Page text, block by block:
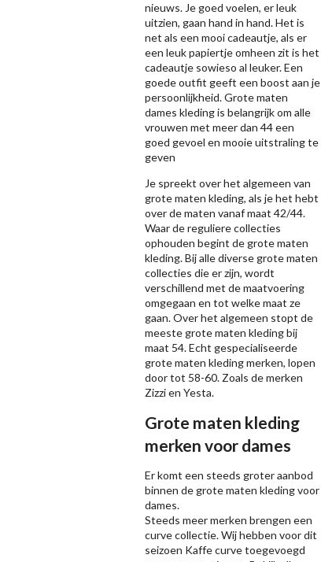
nieuws. Je goed voelen, er leuk
uitzien, gaan hand in hand. Het is
net als een mooi cadeautje, als er
een leuk papiertje omheen zit is het
cadeautje sowieso al leuker. Een
goede outfit geeft een boost aan je
persoonlijkheid. Grote maten
dames kleding is belangrijk om alle
vrouwen met meer dan 44 een
goed gevoel en mooie uitstraling te
geven
Je spreekt over het algemeen van
grote maten kleding, als je het hebt
over de maten vanaf maat 42/44.
Waar de reguliere collecties
ophouden begint de grote maten
kleding. Bij alle diverse grote maten
collecties die er zijn, wordt
verschillend met de maatvoering
omgegaan en tot welke maat ze
gaan. Over het algemeen stopt de
meeste grote maten kleding bij
maat 54. Echt gespecialiseerde
grote maten kleding merken, lopen
door tot 58-60. Zoals de merken
Zizzien Yesta.
Grote maten kleding
merken voor dames
Er komt een steeds groter aanbod
binnen de grote maten kleding voor
dames.
Steeds meer merken brengen een
curve collectie. Wij hebben voor dit
seizoen Kaffecurve toegevoegd